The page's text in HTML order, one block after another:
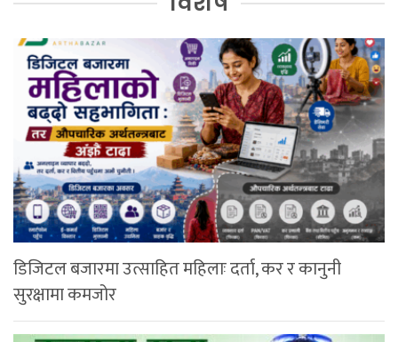
डिजिटल बजारमा उत्साहित महिलाः दर्ता, कर र कानुनी
सुरक्षामा कमजोर